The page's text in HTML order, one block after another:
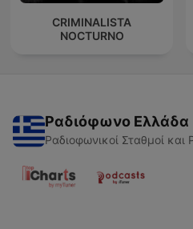
CRIMINALISTA
NOCTURNO
Ραδιόφωνο Ελλάδα
Ραδιοφωνικοί Σταθμοί και